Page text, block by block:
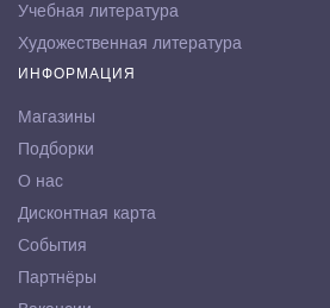
Учебная литература
Художественная литература
ИНФОРМАЦИЯ
Магазины
Подборки
О нас
Дисконтная карта
События
Партнёры